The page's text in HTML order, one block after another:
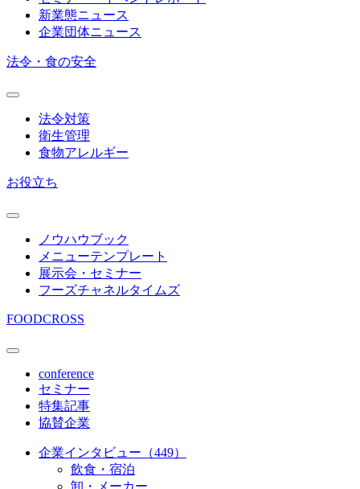
新業態ニュース
企業団体ニュース
法令・食の安全
法令対策
衛生管理
食物アレルギー
お役立ち
ノウハウブック
メニューテンプレート
展示会・セミナー
フーズチャネルタイムズ
FOODCROSS
conference
セミナー
特集記事
協賛企業
企業インタビュー（449）
飲食・宿泊
卸・メーカー